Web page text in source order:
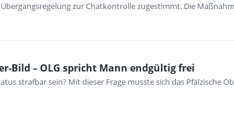
Übergangsregelung zur Chatkontrolle zugestimmt. Die
Bild – OLG spricht Mann endgültig frei
strafbar sein? Mit dieser Frage musste sich das Pfälzische